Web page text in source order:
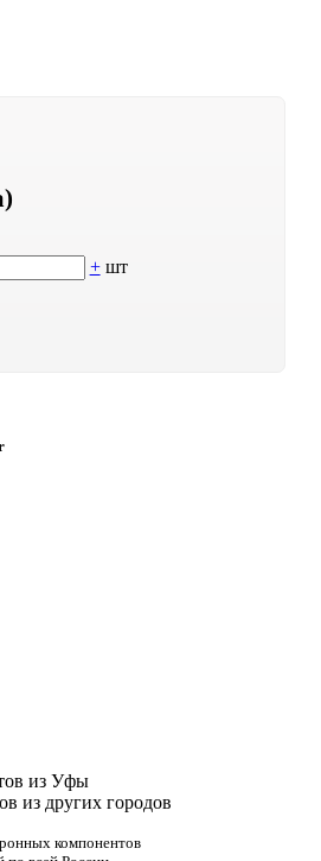
+ шт
из Уфы
из других городов
компонентов